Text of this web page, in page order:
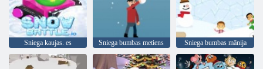
Sniega kaujas. es Sniega bumbas metiens Sniega bumbas mānija